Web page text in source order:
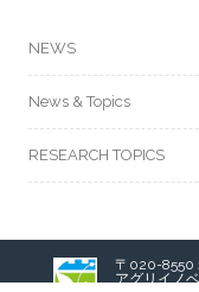
NEWS
News & Topics
RESEARCH TOPICS
〒020-8550
アグリイノ